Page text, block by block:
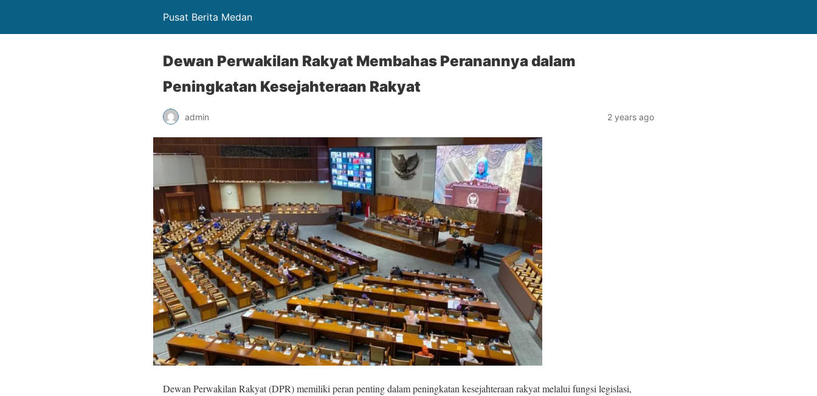
Pusat Berita Medan
Dewan Perwakilan Rakyat Membahas Peranannya dalam
Peningkatan Kesejahteraan Rakyat
admin 2 years ago
Dewan Perwakilan Rakyat (DPR) memiliki peran penting dalam peningkatan kesejahteraan rakyat melalui fungsi legislasi,